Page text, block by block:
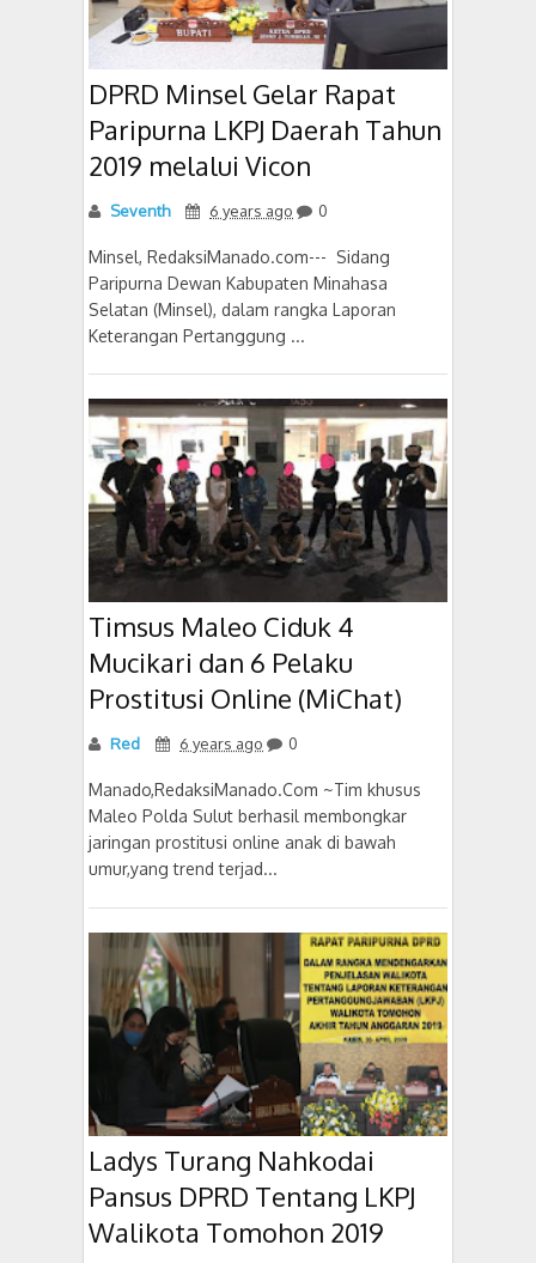
DPRD Minsel Gelar Rapat
Paripurna LKPJ Daerah Tahun
2019 melalui Vicon
Seventh 6 years ago 0
Minsel, RedaksiManado.com--- Sidang
Paripurna Dewan Kabupaten Minahasa
Selatan (Minsel), dalam rangka Laporan
Keterangan Pertanggung ...
Timsus Maleo Ciduk 4
Mucikari dan 6 Pelaku
Prostitusi Online (MiChat)
Red 6 years ago 0
Manado,RedaksiManado.Com ~Tim khusus
Maleo Polda Sulut berhasil membongkar
jaringan prostitusi online anak di bawah
umur,yang trend terjad...
Ladys Turang Nahkodai
Pansus DPRD Tentang LKPJ
Walikota Tomohon 2019